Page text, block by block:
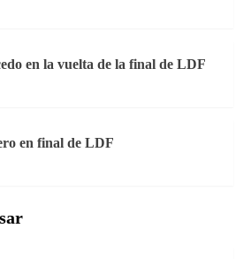
en la vuelta de la final de LDF
en final de LDF